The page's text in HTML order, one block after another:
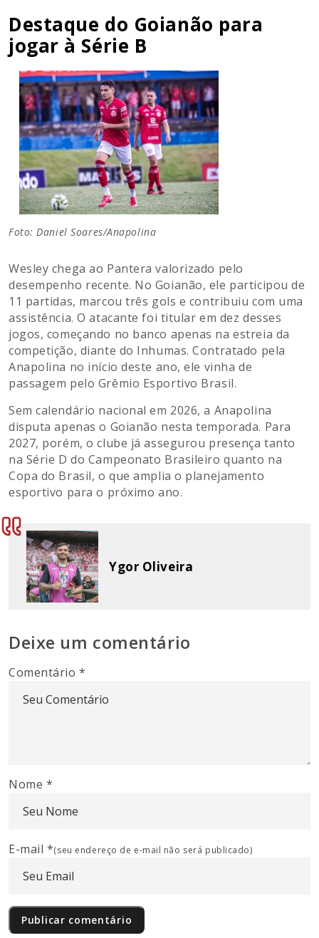
Destaque do Goianão para
jogar à Série B
Foto: Daniel Soares/Anapolina
Wesley chega ao Pantera valorizado pelo
desempenho recente. No Goianão, ele participou de
11 partidas, marcou três gols e contribuiu com uma
assistência. O atacante foi titular em dez desses
jogos, começando no banco apenas na estreia da
competição, diante do Inhumas. Contratado pela
Anapolina no início deste ano, ele vinha de
passagem pelo Grêmio Esportivo Brasil.
Sem calendário nacional em 2026, a Anapolina
disputa apenas o Goianão nesta temporada. Para
2027, porém, o clube já assegurou presença tanto
na Série D do Campeonato Brasileiro quanto na
Copa do Brasil, o que amplia o planejamento
esportivo para o próximo ano.
Ygor Oliveira
Deixe um comentário
Comentário*
Nome *
E-mail *(seu endereço de e-mail não será publicado)